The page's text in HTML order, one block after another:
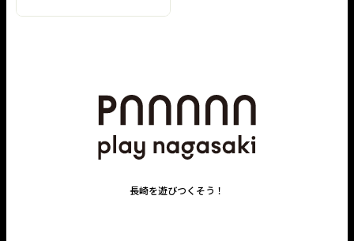
長崎を遊びつくそう！